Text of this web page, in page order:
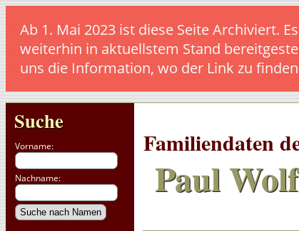
Ab 1. Mai 2023 ist diese Seite Archiviert.
weiterhin in aktuellstem Stand
uns die Information, wo der Link zu
Suche
Vorname:
Nachname:
Familiendaten
Paul